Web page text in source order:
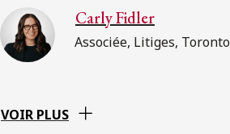
Carly Fidler
Associée, Litiges, Toronto
VOIR PLUS